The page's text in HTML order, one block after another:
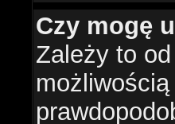
Czy mogę
Zależy to